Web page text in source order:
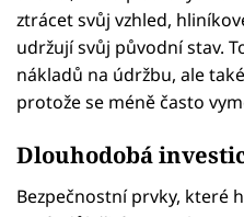
ztrácet svůj vzhled,
udržují svůj původní stav.
nákladů na údržbu, ale
protože se méně často
Dlouhodobá
Bezpečnostní prvky, které